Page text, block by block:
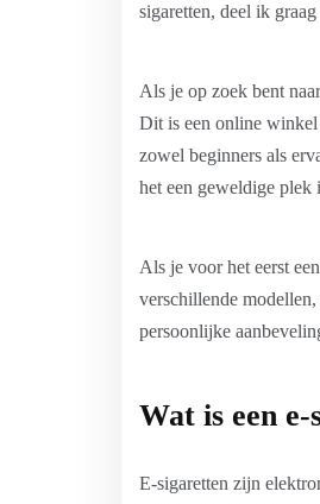
sigaretten, deel ik
Als je op zoek bent
Dit is een online winkel
zowel beginners als
het een geweldige plek
Als je voor het eerst
verschillende
persoonlijke
Wat is een e-
E-sigaretten zijn